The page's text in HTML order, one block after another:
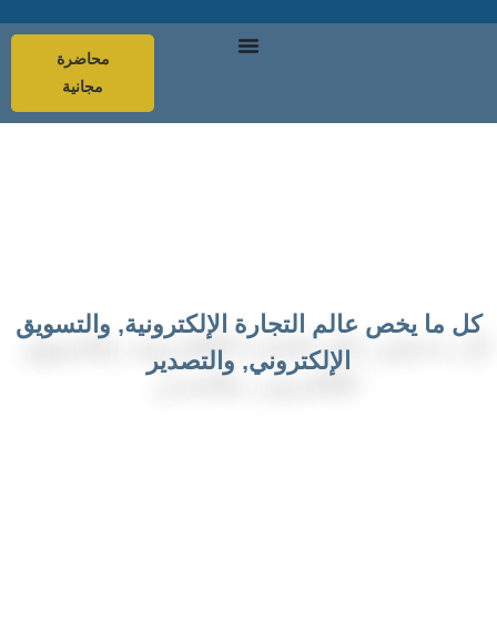
محاضرة
مجانية
كل ما يخص عالم التجارة الإلكترونية, والتسويق
الإلكتروني, والتصدير